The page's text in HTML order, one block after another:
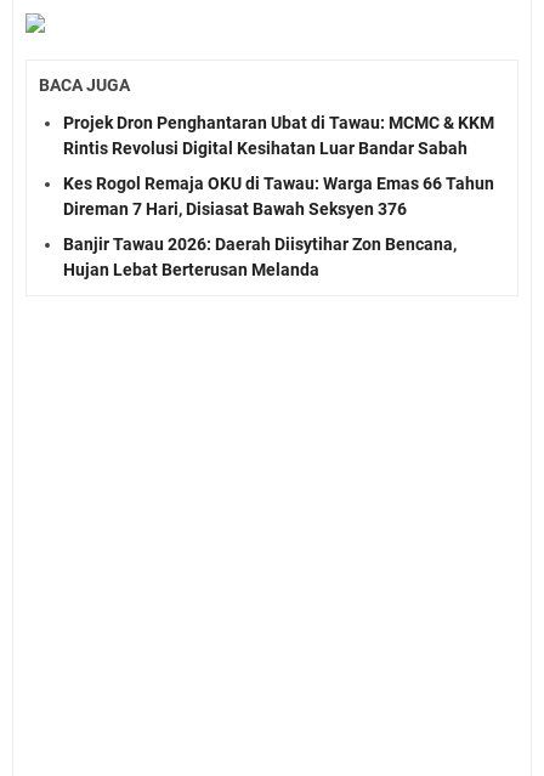
BACA JUGA
Projek Dron Penghantaran Ubat di Tawau: MCMC & KKM
Rintis Revolusi Digital Kesihatan Luar Bandar Sabah
Kes Rogol Remaja OKU di Tawau: Warga Emas 66 Tahun
Direman 7 Hari, Disiasat Bawah Seksyen 376
Banjir Tawau 2026: Daerah Diisytihar Zon Bencana,
Hujan Lebat Berterusan Melanda